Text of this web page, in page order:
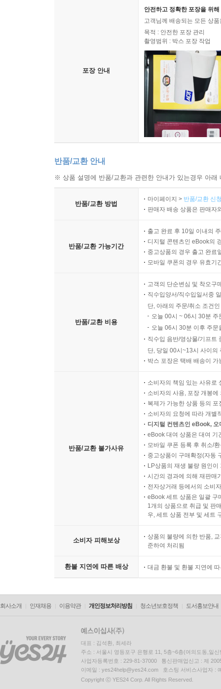
포장 안내
안전하고 정확한 포장을 위
고객님께 배송되는 모든 상
목적 : 안전한 포장 관리
촬영범위 : 박스 포장 작업
반품/교환 안내
※ 상품 설명에 반품/교환과 관련한 안내가 있는경우 아
반품/교환 방법
마이페이지 > 반품/교환 신
판매자 배송 상품은 판매자
반품/교환 가능기간
출고 완료 후 10일 이내의
디지털 콘텐츠인 eBook의
중고상품의 경우 출고 완료
모바일 쿠폰의 경우 유효기
반품/교환 비용
고객의 단순변심 및 착오구
직수입양서/직수입일서중
단, 아래의 주문/취소 조건
오늘 00시 ~ 06시 30분
오늘 06시 30분 이후 주
직수입 음반/영상물/기프트
단, 당일 00시~13시 사이의
박스 포장은 택배 배송이
반품/교환 불가사유
소비자의 책임 있는 사유로
소비자의 사용, 포장 개봉
복제가 가능한 상품 등의
소비자의 요청에 따라 개별
디지털 컨텐츠인 eBook,
eBook 대여 상품은 대여 기
모바일 쿠폰 등록 후 취소/
중고상품이 구매확정(자동
LP상품의 재생 불량 원인
시간의 경과에 의해 재판매
전자상거래 등에서의 소비
eBook 세트 상품은 일괄 구
1개의 상품으로 취급 및 판
우, 세트 상품 전부 및 세트
소비자 피해보상
상품의 불량에 의한 반품,
준하여 처리됨
환불 지연에 따른 배상 대금 환불 및 환불 지연에
회사소개 인재채용 이용약관 개인정보처리방침 청소년보호정책 도서홍보안내
대표 : 김석환, 최세라
주소 : 서울시 영등포구 은행로 11, 5층~6층(여의도동,일신
사업자등록번호 : 229-81-37000 통신판매업신고 : 제
이메일 : yes24help@yes24.com 호스팅 서비스사업자 :
Copyright ⓒ YES24 Corp. All Rights Reserved.